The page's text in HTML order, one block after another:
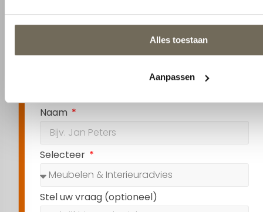
Contact opnemen
Selecteer
Stel uw vraag (optioneel)